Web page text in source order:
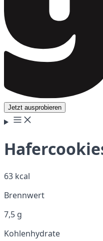
Jetzt ausprobieren
63 kcal
Brennwert
7,5 g
Kohlenhydrate